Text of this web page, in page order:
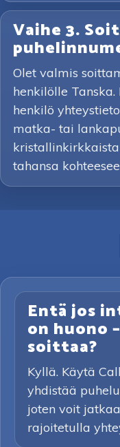
Vaihe 3.
Olet valmis
henkilölle
henkilö
matka- tai
tahansa
Entä jos
on huono
soittaa?
Kyllä. Käytä
yhdistää
joten voit
rajoitetulla